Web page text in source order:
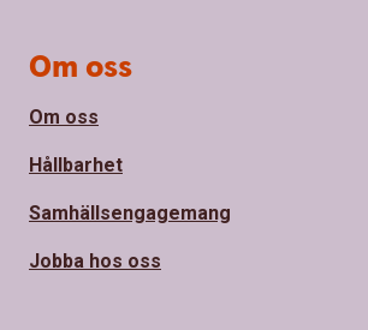
Om oss
Om oss
Hållbarhet
Samhällsengagemang
Jobba hos oss